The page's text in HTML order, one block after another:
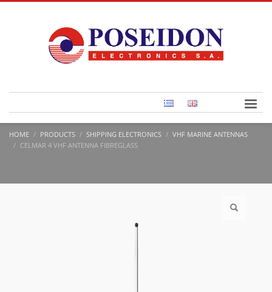
HOME PRODUCTS SHIPPING ELECTRONICS
VHF MARINE ANTENNAS
CELMAR 4 VHF ANTENNA FIBREGLASS